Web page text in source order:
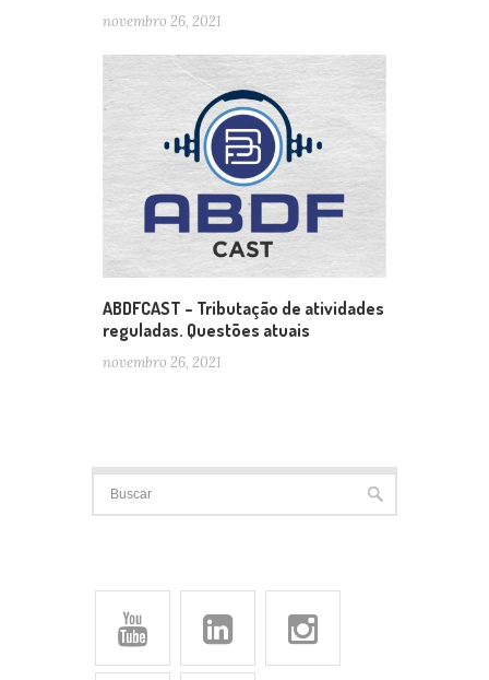
novembro 26, 2021
ABDFCAST – Tributação de atividades
reguladas. Questões atuais
novembro 26, 2021